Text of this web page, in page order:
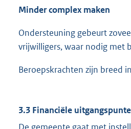
Minder complex maken
Ondersteuning gebeurt
vrijwilligers, waar nodig met
Beroepskrachten zijn breed
3.3 Financiële
De gemeente gaat met